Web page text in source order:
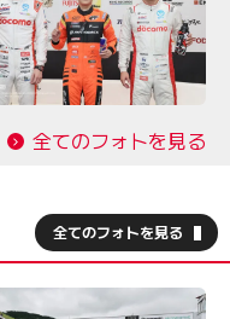
全てのフォトを見る
全てのフォトを見る